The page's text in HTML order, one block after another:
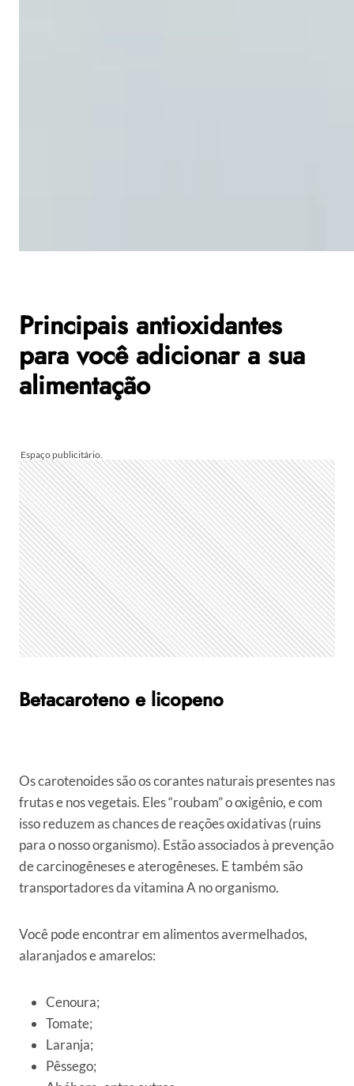
Principais antioxidantes
para você adicionar a sua
alimentação
Betacaroteno e licopeno
Os carotenoides são os corantes naturais presentes nas
frutas e nos vegetais. Eles “roubam” o oxigênio, e com
isso reduzem as chances de reações oxidativas (ruins
para o nosso organismo). Estão associados à prevenção
de carcinogêneses e aterogêneses. E também são
transportadores da vitamina A no organismo.
Você pode encontrar em alimentos avermelhados,
alaranjados e amarelos:
Cenoura;
Tomate;
Laranja;
Pêssego;